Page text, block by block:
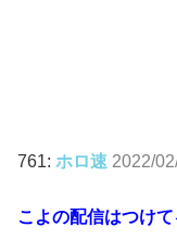
761: ホロ速 2022/
こよの配信はつけ